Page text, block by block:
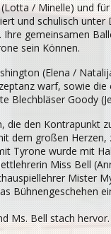
/ Minelle) und
und schulisch
gemeinsamen
sein Können.
(Elena /
warf, sowie
Blechbläser Goody
den Kontrapunkt
dem großen Herzen,
Tyrone wurde mit
Miss Bell
Mister
Bühnengeschehen
Ms. Bell stach hervor.